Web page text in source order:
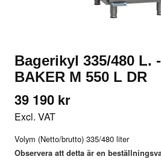
Bagerikyl 335/480 L.
BAKER M 550 L DR
39 190 kr
Excl. VAT
Volym (Netto/brutto) 335/480 liter
Observera att detta är en